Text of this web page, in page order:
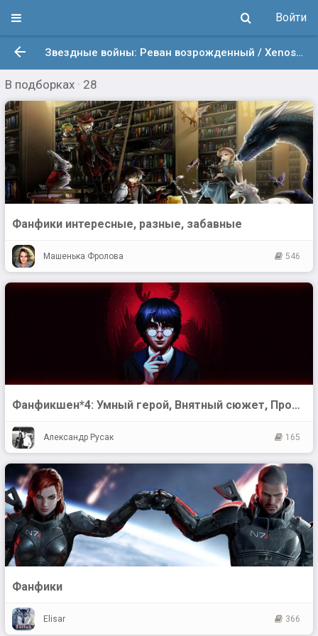
Войти
Звездные войны: Реван возрожденный / Xenos525
В подборках · 28
Фанфики интересные, разные, забавные
Машенька Фролова 546
Фанфикшен*4: Умный герой, Внятный сюжет, Проработанный мир, Литературный текст.
Александр Русак 165
Фанфики
Elisar 366